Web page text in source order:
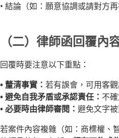
• 結論（如：願意協調或請對方再
（二）律師函回覆內
回覆時要注意以下重點：
• 釐清事實： 若有誤會，可用客
• 避免自我矛盾或承認責任： 不
• 必要時由律師審閱： 避免文字
若案件內容複雜（如：商標權、